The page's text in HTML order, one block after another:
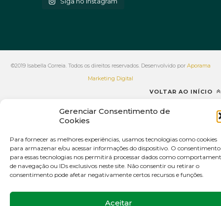
Gerenciar Consentimento de
Cookies
Para fornecer as melhores experiências, usamos tecnologias como cookies
para armazenar e/ou acessar informações do dispositivo. O consentimento
para essas tecnologias nos permitirá processar dados como
de navegação ou IDs exclusivos neste site. Não consentir ou retirar o
consentimento pode afetar negativamente certos recursos e funções.
Aceitar
©2019 Isabella Correia. Todos os direitos reservados. Desenvolvido por Aporama
Marketing Digital
VOLTAR AO INÍCIO